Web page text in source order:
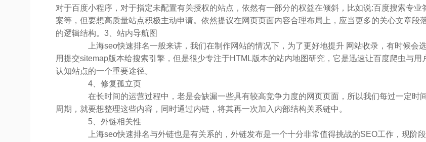
对于百度小程序，对于指定未配置有关授权的站点，依然有一部分的权益在倾斜，比如说:百度搜索专业
案等，但要想高质量站点积极主动申请。依然提议在网页页面内容合理布局上，应当更多的关心文章段
的逻辑结构。3、站内导航图
上海seo快速排名一般来讲，我们在制作网站的情况下，为了更好地提升 网站收录，有时候会
用提交sitemap版本给搜索引擎，但是很少专注于HTML版本的站内地图研究，它是迅速让百度爬虫与用
认知站点的一个重要途径。
4、修复孤立页
在长时间的运营过程中，老是会缺漏一些具有较高竞争力度的网页页面，所以我们每过一定时
周期，就要想整理这些内容，同时通过内链，将其再一次加入内部结构关系链中。
5、外链相关性
上海seo快速排名与外链也是有关系的，外链发布是一个十分非常值得挑战的SEO工作，现阶